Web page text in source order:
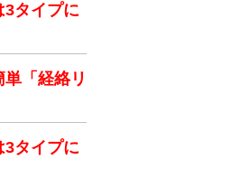
3タイプに
「経絡リ
3タイプに